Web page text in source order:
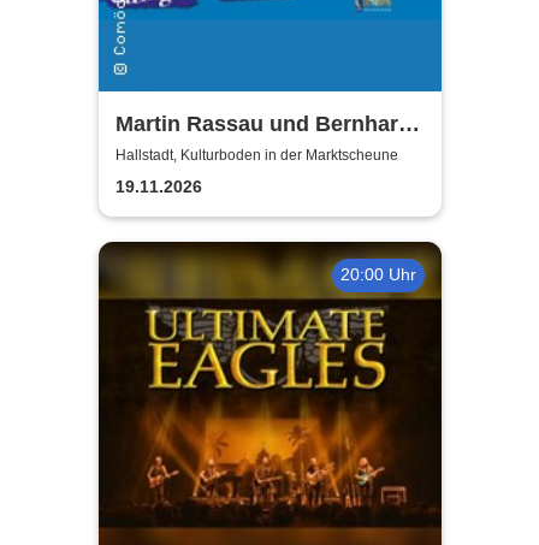
Martin Rassau und Bernhard
Ottinger - Kerle auf Kur
Hallstadt, Kulturboden in der Marktscheune
19.11.2026
20:00 Uhr